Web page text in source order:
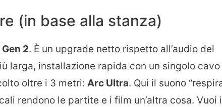
(in base alla stanza)
2. È un upgrade netto rispetto all’audio del
larga, installazione rapida con un singolo cavo
oltre i 3 metri: Arc Ultra. Qui il suono
rendono le partite e i film un’altra cosa. Vuoi i